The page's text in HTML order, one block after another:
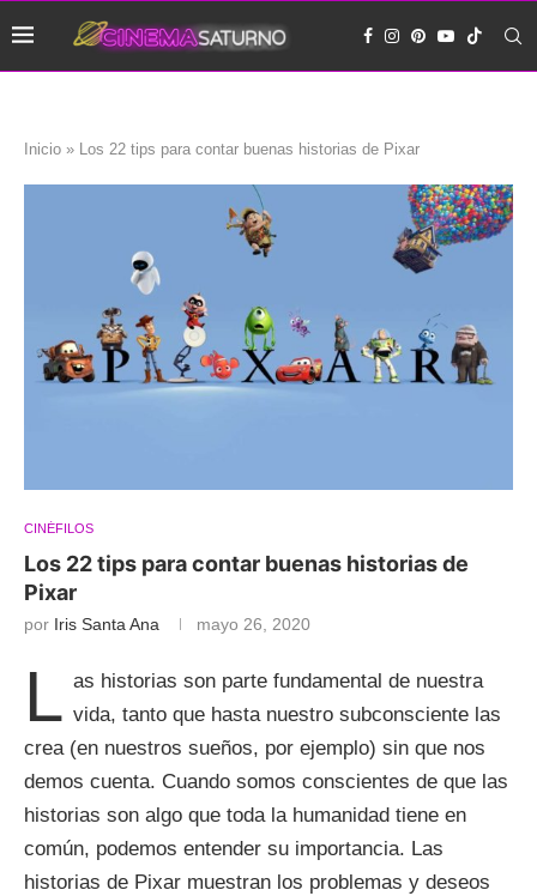
Inicio » Los 22 tips para contar buenas historias de Pixar
CINÉFILOS
Los 22 tips para contar buenas historias de
Pixar
por Iris Santa Ana mayo 26, 2020
L as historias son parte fundamental de nuestra
vida, tanto que hasta nuestro subconsciente las
crea (en nuestros sueños, por ejemplo) sin que nos
demos cuenta. Cuando somos conscientes de que las
historias son algo que toda la humanidad tiene en
común, podemos entender su importancia. Las
historias de Pixar muestran los problemas y deseos